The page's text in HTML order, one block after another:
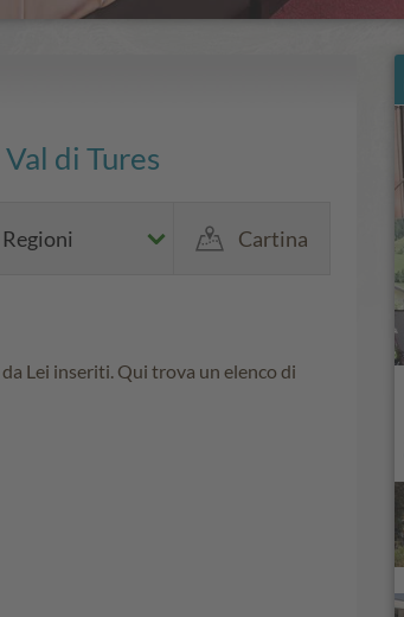
di Tures
Regioni Cartina
Lei inseriti. Qui trova un elenco di